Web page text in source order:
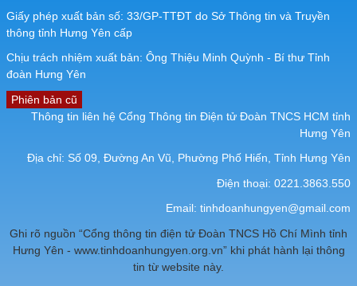
Giấy phép xuất bản số: 33/GP-TTĐT do Sở Thông tin và Truyền
thông tỉnh Hưng Yên cấp
Chịu trách nhiệm xuất bản: Ông Thiệu Minh Quỳnh - Bí thư Tỉnh
đoàn Hưng Yên
Phiên bản cũ
Thông tin liên hệ Cổng Thông tin Điện tử Đoàn TNCS HCM tỉnh
Hưng Yên
Địa chỉ: Số 09, Đường An Vũ, Phường Phố Hiến, Tỉnh Hưng Yên
Điện thoại: 0221.3863.550
Email: tinhdoanhungyen@gmail.com
Ghi rõ nguồn “Cổng thông tin điện tử Đoàn TNCS Hồ Chí Mình tỉnh
Hưng Yên - www.tinhdoanhungyen.org.vn” khi phát hành lại thông
tin từ website này.